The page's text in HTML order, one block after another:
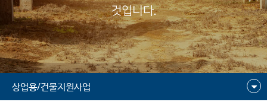
것입니다.
상업용/건물지원사업